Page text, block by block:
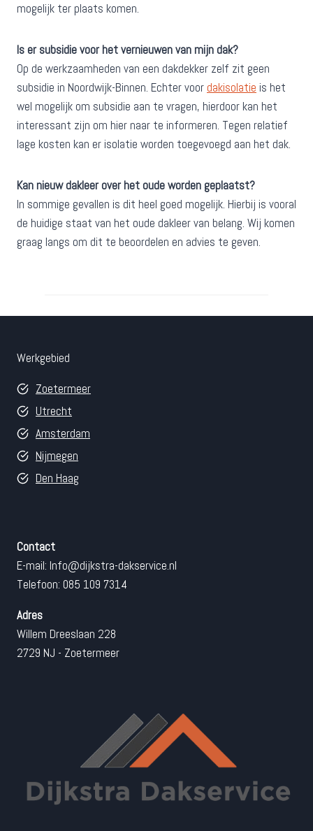
mogelijk ter plaats komen.
Is er subsidie voor het vernieuwen van mijn dak?
Op de werkzaamheden van een dakdekker zelf zit geen
subsidie in Noordwijk-Binnen. Echter voor dakisolatie is het
wel mogelijk om subsidie aan te vragen, hierdoor kan het
interessant zijn om hier naar te informeren. Tegen relatief
lage kosten kan er isolatie worden toegevoegd aan het dak.
Kan nieuw dakleer over het oude worden geplaatst?
In sommige gevallen is dit heel goed mogelijk. Hierbij is vooral
de huidige staat van het oude dakleer van belang. Wij komen
graag langs om dit te beoordelen en advies te geven.
Werkgebied
Zoetermeer
Utrecht
Amsterdam
Nijmegen
Den Haag
Contact
E-mail: Info@dijkstra-dakservice.nl
Telefoon: 085 109 7314
Adres
Willem Dreeslaan 228
2729 NJ - Zoetermeer